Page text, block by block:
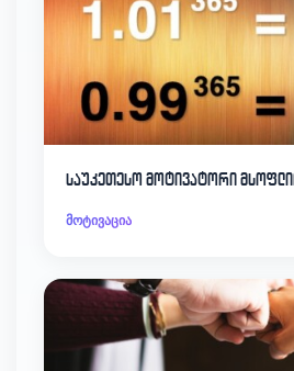
საუკეთესო მოტივატორი
მოტივაცია